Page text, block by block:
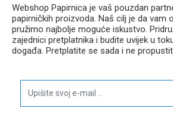
Webshop Papirnica je vaš pouzdan
papirničkih proizvoda. Naš cilj je da vam
pružimo najbolje moguće iskustvo.
zajednici pretplatnika i budite uvijek u
događa. Pretplatite se sada i ne